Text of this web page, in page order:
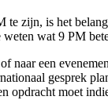
te zijn, is het
wat 9 PM
naar een
gesprek
opdracht moet